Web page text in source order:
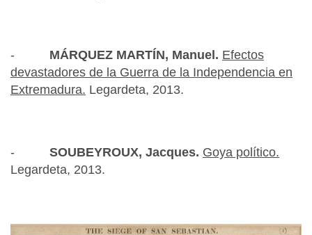
- MÁRQUEZ MARTÍN, Manuel. Efectos
devastadores de la Guerra de la Independencia en
Extremadura. Legardeta, 2013.
- SOUBEYROUX, Jacques. Goya político.
Legardeta, 2013.